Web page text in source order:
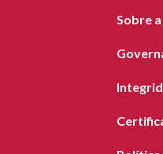
Sobre